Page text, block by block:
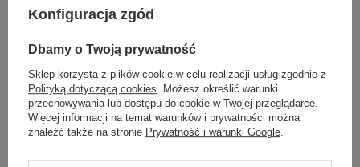
czarny
L/XL 5906694097270
Zobacz wszystkie kolory (+1)
Konfiguracja zgód
Dbamy o Twoją prywatność
Sklep korzysta z plików cookie w celu realizacji usług zgodnie z
Polityką dotyczącą cookies. Możesz określić warunki
przechowywania lub dostępu do cookie w Twojej przeglądarce.
Więcej informacji na temat warunków i prywatności można
znaleźć także na stronie Prywatność i warunki Google.